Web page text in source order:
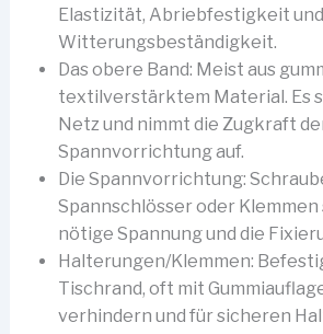
Elastizität, Abriebfestigkeit und
Witterungsbeständigkeit.
Das obere Band: Meist aus
textilverstärktem Material. Es
Netz und nimmt die Zugkraft
Spannvorrichtung auf.
Die Spannvorrichtung:
Spannschlösser oder
nötige Spannung und die
Halterungen/Klemmen:
Tischrand, oft mit
verhindern und für sicheren